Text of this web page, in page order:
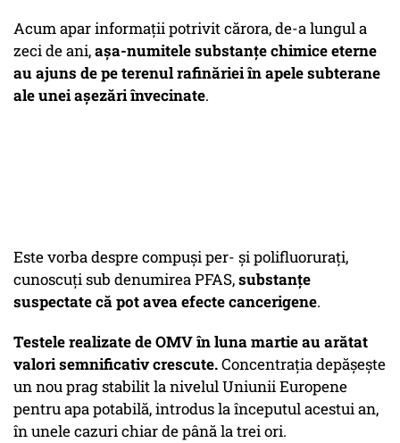
Acum apar informații potrivit cărora, de-a lungul a
zeci de ani,așa-numitele substanțe chimice eterne
au ajuns de pe terenul rafinăriei în apele subterane
ale unei așezări învecinate.
Este vorba despre compuși per- și polifluorurați,
cunoscuți sub denumirea PFAS,substanțe
suspectate că pot avea efecte cancerigene.
Testele realizate de OMV în luna martie au arătat
valori semnificativ crescute.Concentrația depășește
un nou prag stabilit la nivelul Uniunii Europene
pentru apa potabilă, introdus la începutul acestui an,
în unele cazuri chiar de până la trei ori.